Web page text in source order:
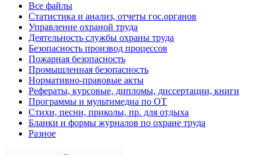
Все файлы
Статистика и анализ, отчеты гос.органов
Управление охраной труда
Деятельность службы охраны труда
Безопасность производ процессов
Пожарная безопасность
Промышленная безопасность
Нормативно-правовые акты
Рефераты, курсовые, дипломы, диссертации, книги
Программы и мультимедиа по ОТ
Стихи, песни, приколы, пр. для отдыха
Бланки и формы журналов по охране труда
Разное